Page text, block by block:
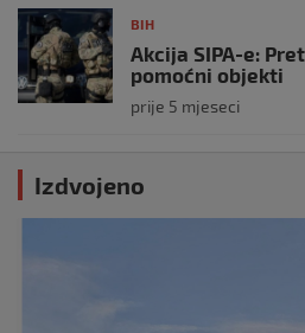
BIH
Akcija SIPA-e:
pomoćni objekti
prije 5 mjeseci
Izdvojeno